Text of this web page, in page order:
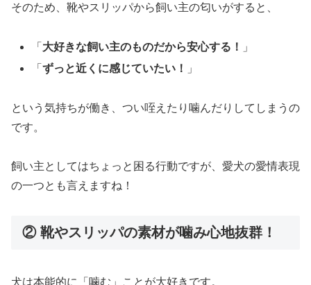
そのため、靴やスリッパから飼い主の匂いがすると、
「 大好きな飼い主のものだから安心する！
」
「ずっと近くに感じていたい！ 」
という気持ちが働き、つい咥えたり噛んだりしてしまうの
です。
飼い主としてはちょっと困る行動ですが、愛犬の愛情表現
の一つとも言えますね！
② 靴やスリッパの素材が噛み心地抜群！
犬は本能的に「噛む」ことが大好きです。